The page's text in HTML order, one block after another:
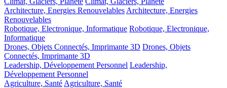
Architecture, Energies Renouvelables Architecture, Energies
Renouvelables
Robotique, Electronique, Informatique Robotique, Electronique,
Informatique
Drones, Objets Connectés, Imprimante 3D Drones, Objets
Connectés, Imprimante 3D
Leadership, Développement Personnel Leadership,
Développement Personnel
Agriculture, Santé Agriculture, Santé